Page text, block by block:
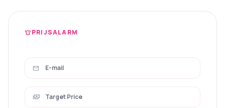
notifications_activePRIJSALARM
mail
payments